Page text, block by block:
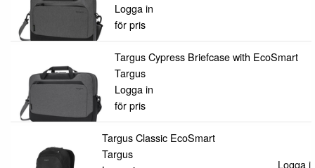
Logga in
för pris
Targus Cypress Briefcase with EcoSmart
Targus
Logga in
för pris
Targus Classic EcoSmart
Targus
Logga